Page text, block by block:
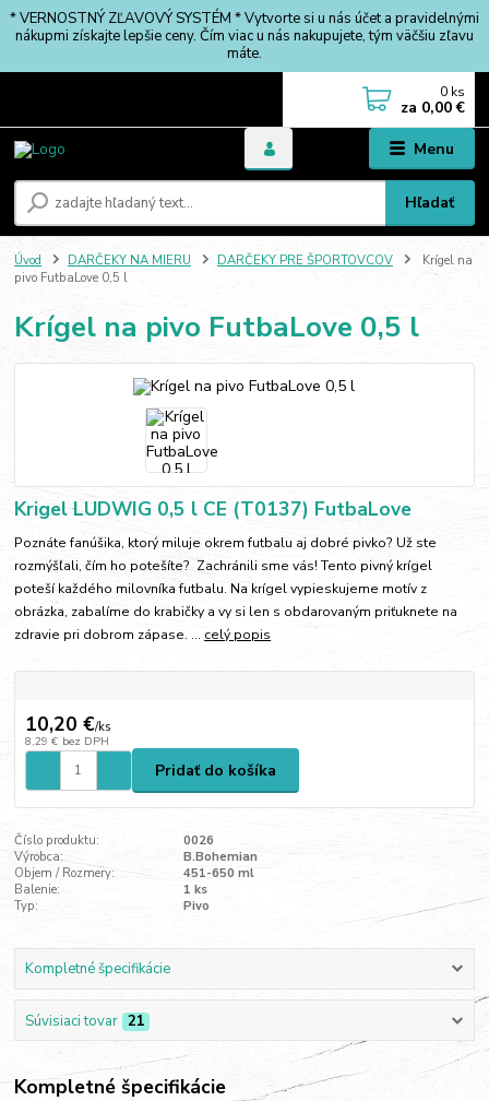
* VERNOSTNÝ ZĽAVOVÝ SYSTÉM * Vytvorte si u nás účet a pravidelnými
nákupmi získajte lepšie ceny. Čím viac u nás nakupujete, tým väčšiu zľavu
máte.
Menu
Hľadať
0 ks
za 0,00 €
Úvod DARČEKY NA MIERU DARČEKY PRE ŠPORTOVCOV
Krígel na
pivo FutbaLove 0,5 l
Krígel na pivo FutbaLove 0,5 l
Krigel LUDWIG 0,5 l CE (T0137) FutbaLove
Poznáte fanúšika, ktorý miluje okrem futbalu aj dobré pivko? Už ste
rozmýšľali, čím ho potešíte? Zachránili sme vás! Tento pivný krígel
poteší každého milovníka futbalu. Na krígel vypieskujeme motív z
obrázka, zabalíme do krabičky a vy si len s obdarovaným priťuknete na
zdravie pri dobrom zápase. ... celý popis
10,20 €/ks
8,29 € bez DPH
Pridať do košíka
Číslo produktu:
0026
Výrobca:
B.Bohemian
Objem / Rozmery:
451-650 ml
Balenie:
1 ks
Typ:
Pivo
Kompletné špecifikácie
Súvisiaci tovar 21
Kompletné špecifikácie